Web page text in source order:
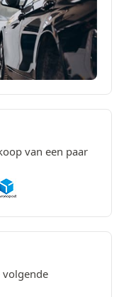
van een paar